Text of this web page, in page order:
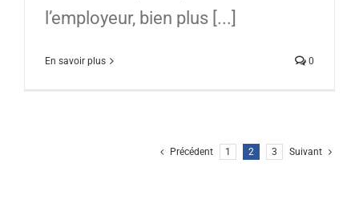
l’employeur, bien plus [...]
En savoir plus 0
Précédent 1 2 3 Suivant